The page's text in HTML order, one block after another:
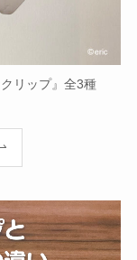
リップ』全3種